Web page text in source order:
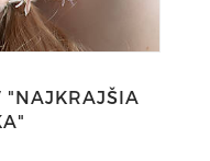
"NAJKRAJŠIA